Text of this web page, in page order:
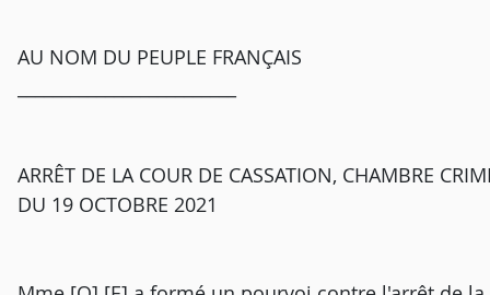
AU NOM DU PEUPLE FRANÇAIS
ARRÊT DE LA COUR DE CASSATION, CHAMBRE
DU 19 OCTOBRE 2021